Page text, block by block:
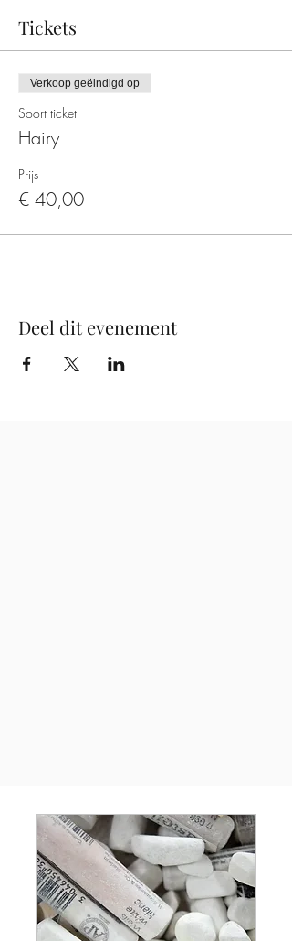
Tickets
Verkoop geëindigd op
Soort ticket
Hairy
Prijs
€ 40,00
Deel dit evenement